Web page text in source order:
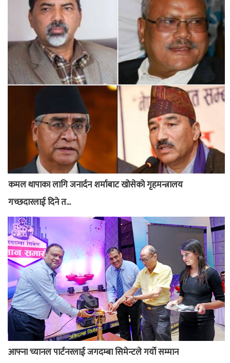
कमल थापाका लागि जनार्दन शर्माबाट खोसेको गृहमन्त्रालय
गच्छदारलाई दिने त...
आफ्ना च्यानल पार्टनरलाई जगदम्बा सिमेन्टले गर्यो सम्मान